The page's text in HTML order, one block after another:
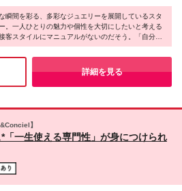
経ても長く働き続けたい方 「接客が好
エリーが気になる」それだけで大丈夫！
輩スタッフが一からしっかり育てます◎
1年単位となります 基本的には最大2
登用を実施しています ★正社員登用率
は5千円を支給します。(支給要件あり) ※上
とに年齢およびキャリア等考慮の上、当社
より決定します。 ※上記には、一律支給の
す。 ※試用期間3ヵ月。その間の販売促進手
給与・待遇に変更はありません。 ※販売促
、店舗目標を達成した際に支給される手当
あり（支給条件あり） ★本社所在地：神
屋店 玉川高島屋SC店 新宿高島屋店 新宿伊
袋東武店 表参道ヒルズ店 東京大丸店 渋谷ス
長野（軽井沢） 軽井沢プリン
店 □千葉 千葉そごう店 □大阪 梅
除く当社関連
瞬間を彩る、多彩なジュエリーを展開しているスタ
。一人ひとりの魅力や個性を大切にしたいと考える
客スタイルにマニュアルがないのだそう。「自分ら
ながら働けるのが嬉しい！」というコメントを、現
スタッフの方からも頂いています。歴史あるブラン
ハウを学びつつ、自分だけの魅力も伸ばしていけ
敵な環境だと感じました！
詳細を見る
】
「一生使える専門性」が身につけられ